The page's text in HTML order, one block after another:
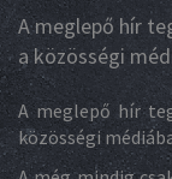
A meglepő hír
a közösségi
A meglepő hír
közösségi